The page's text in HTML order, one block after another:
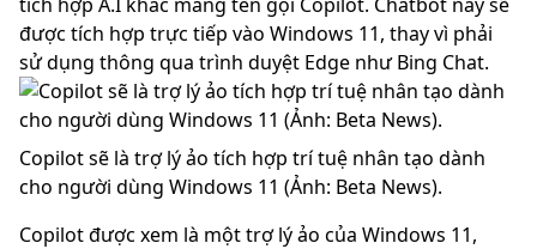
được tích hợp trực tiếp vào Windows 11, thay vì phải
sử dụng thông qua trình duyệt Edge như Bing Chat.
Copilot sẽ là trợ lý ảo tích hợp trí tuệ nhân tạo dành
cho người dùng Windows 11 (Ảnh: Beta News).
Copilot được xem là một trợ lý ảo của Windows 11,